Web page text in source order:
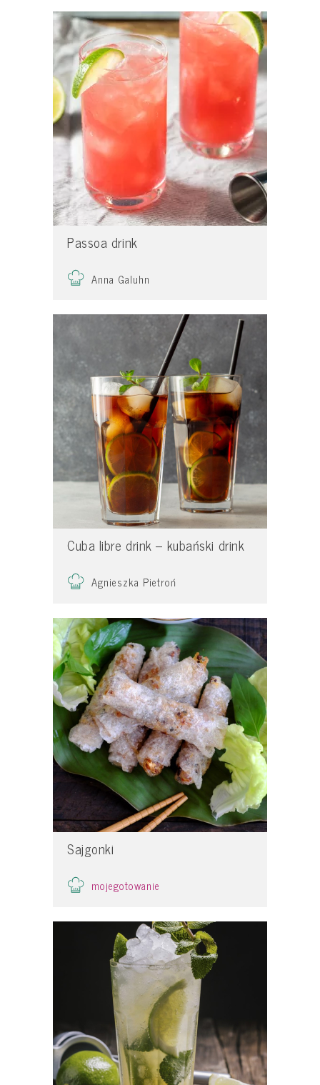
Passoa drink
Anna Galuhn
Cuba libre drink – kubański drink
Agnieszka Pietroń
Sajgonki
mojegotowanie